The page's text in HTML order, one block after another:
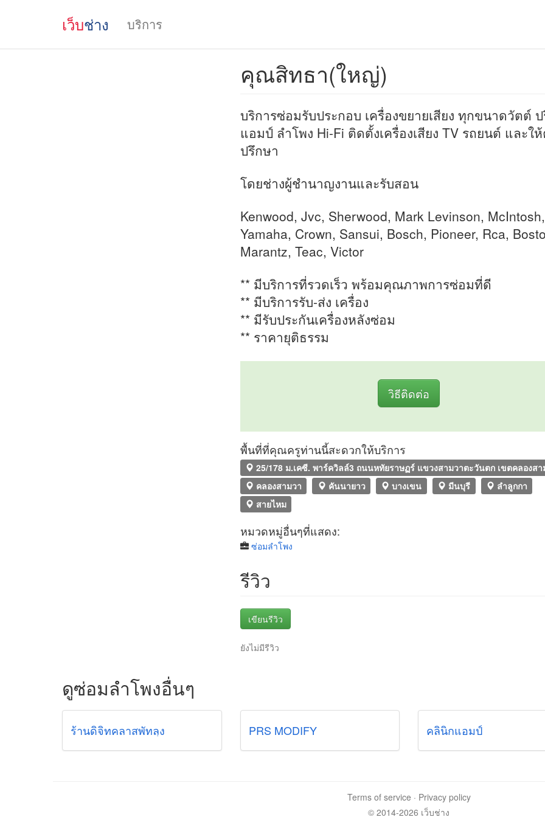
เว็บช่าง บริการ
คุณสิทธา(ใหญ่)
บริการซ่อมรับประกอบ เครื่องขยายเสียง ทุกขนาดวัตต์
แอมป์ ลำโพง Hi-Fi ติดตั้งเครื่องเสียง TV รถยนต์ และใ
ปรึกษา
โดยช่างผู้ชำนาญงานและรับสอน
Kenwood, Jvc, Sherwood, Mark Levinson,
Yamaha, Crown, Sansui, Bosch, Pioneer, Rca,
Marantz, Teac, Victor
** มีบริการที่รวดเร็ว พร้อมคุณภาพการซ่อมที่ดี
** มีบริการรับ-ส่ง เครื่อง
** มีรับประกันเครื่องหลังซ่อม
** ราคายุติธรรม
วิธีติดต่อ
พื้นที่ที่คุณครูท่านนี้สะดวกให้บริการ
25/178 ม.เคซี. พาร์ควิลล์3 ถนนหทัยราษฏร์ แขวงสามวาตะวันตก เขตคลองสาม
คลองสามวา
คันนายาว บางเขน มีนบุรี
ลำลูกกา
สายไหม
หมวดหมู่อื่นๆที่แสดง:
ซ่อมลำโพง
รีวิว
เขียนรีวิว
ยังไม่มีรีวิว
ดูซ่อมลำโพงอื่นๆ
ร้านดิจิทคลาสพัทลุง PRS MODIFY คลินิกแอมป์
Terms of service · Privacy policy
© 2014-2026 เว็บช่าง